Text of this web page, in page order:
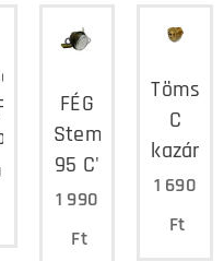
FÉG
Stemco
95 C'
1 990
Ft
C
1 690
Ft